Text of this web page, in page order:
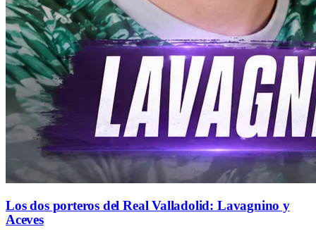
Los dos porteros del Real Valladolid: Lavagnino y
Aceves